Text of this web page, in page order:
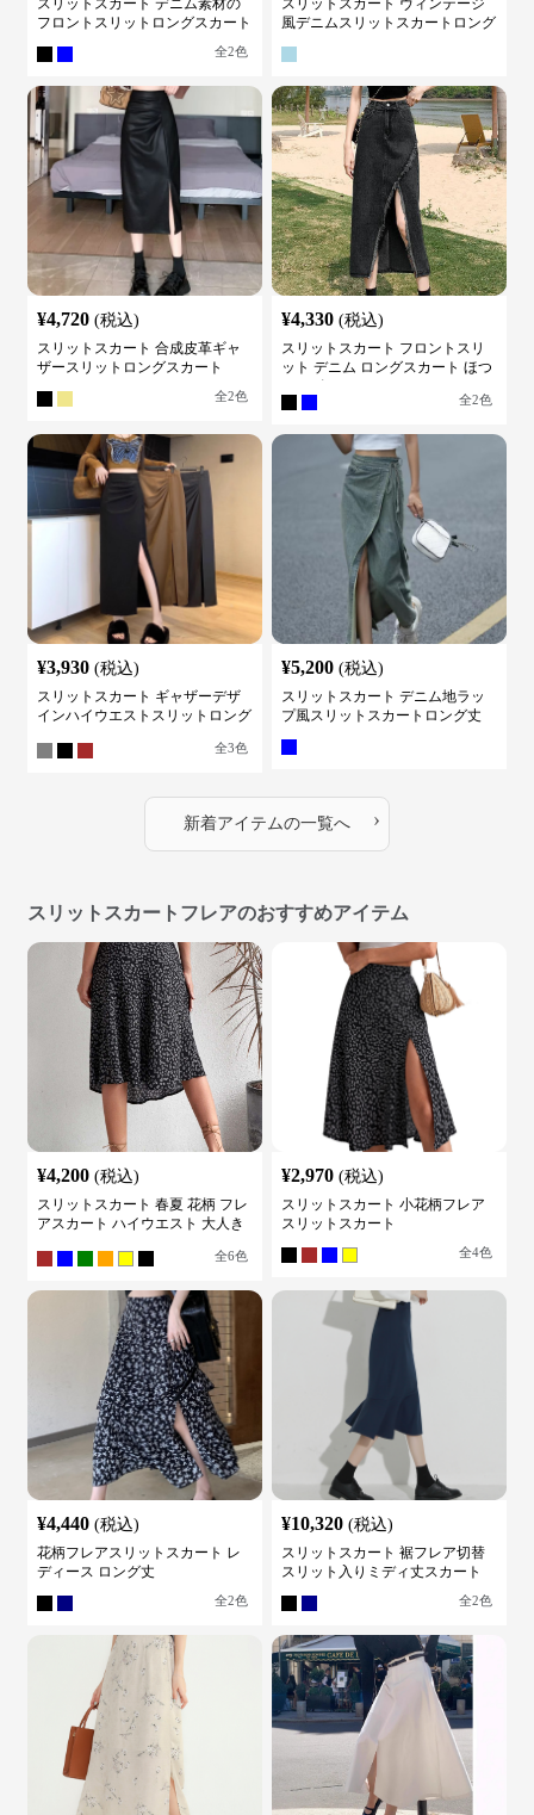
スリットスカート デニム素材の
フロントスリットロングスカート
全2色
スリットスカート ヴィンテージ
風デニムスリットスカートロング
¥4,720 (税込)
スリットスカート 合成皮革ギャ
ザースリットロングスカート
全2色
¥4,330 (税込)
スリットスカート フロントスリ
ット デニム ロングスカート ほつ
全2色
¥3,930 (税込)
スリットスカート ギャザーデザ
インハイウエストスリットロング
全3色
¥5,200 (税込)
スリットスカート デニム地ラッ
プ風スリットスカートロング丈
新着アイテムの一覧へ ›
スリットスカートフレアのおすすめアイテム
¥4,200 (税込)
スリットスカート 春夏 花柄 フレ
アスカート ハイウエスト 大人き
全6色
¥2,970 (税込)
スリットスカート 小花柄フレア
スリットスカート
全4色
¥4,440 (税込)
花柄フレアスリットスカート レ
ディース ロング丈
全2色
¥10,320 (税込)
スリットスカート 裾フレア切替
スリット入りミディ丈スカート
全2色